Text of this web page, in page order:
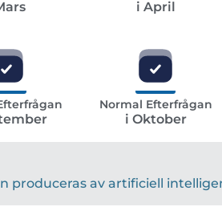
i April
Normal Efterfrågan
i Oktober
av artificiell